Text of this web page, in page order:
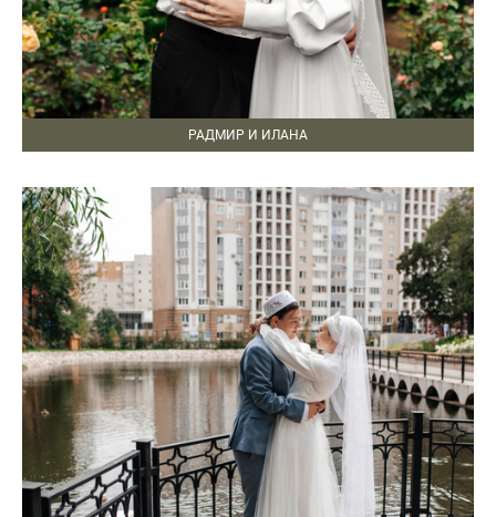
РАДМИР И ИЛАНА